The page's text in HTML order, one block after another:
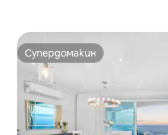
Супердомакин
Супердомакин